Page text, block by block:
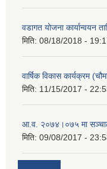
वडागत योजना कार्यान्वयन
मिति: 08/18/2018 -
वार्षिक विकास कार्यक्रम
मिति: 11/15/2017 -
आ.व. २०७४।०७५ मा
मिति: 09/08/2017 -